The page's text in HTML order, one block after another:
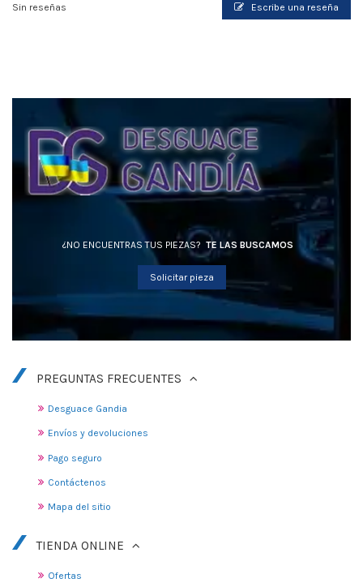
Sin reseñas Escribe una reseña
¿NO ENCUENTRAS TUS PIEZAS? TE LAS BUSCAMOS
Solicitar pieza
PREGUNTAS FRECUENTES
Desguace Gandia
Envíos y devoluciones
Pago seguro
Contáctenos
Mapa del sitio
TIENDA ONLINE
Ofertas